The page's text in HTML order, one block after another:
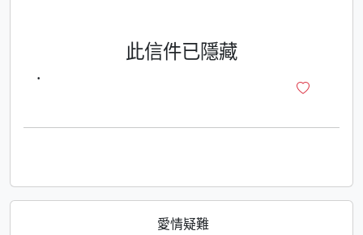
愛情疑難
此信件已隱藏
·